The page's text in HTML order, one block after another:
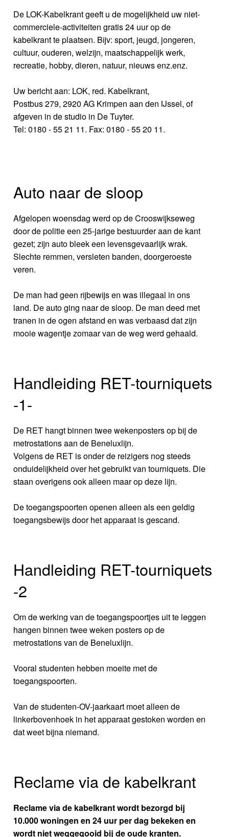
De LOK-Kabelkrant geeft u de mogelijkheid uw niet-
commerciele-activiteiten gratis 24 uur op de
kabelkrant te plaatsen. Bijv: sport, jeugd, jongeren,
cultuur, ouderen, welzijn, maatschappelijk werk,
recreatie, hobby, dieren, natuur, nieuws enz.enz.
Uw bericht aan: LOK, red. Kabelkrant,
Postbus 279, 2920 AG Krimpen aan den IJssel, of
afgeven in de studio in De Tuyter.
Tel: 0180 - 55 21 11. Fax: 0180 - 55 20 11.
Auto naar de sloop
Afgelopen woensdag werd op de Crooswijkseweg
door de politie een 25-jarige bestuurder aan de kant
gezet; zijn auto bleek een levensgevaarlijk wrak.
Slechte remmen, versleten banden, doorgeroeste
veren.
De man had geen rijbewijs en was illegaal in ons
land. De auto ging naar de sloop. De man deed met
tranen in de ogen afstand en was verbaasd dat zijn
mooie wagentje zomaar van de weg werd gehaald.
Handleiding RET-tourniquets
-1-
De RET hangt binnen twee wekenposters op bij de
metrostations aan de Beneluxlijn.
Volgens de RET is onder de reizigers nog steeds
onduidelijkheid over het gebruikt van tourniquets. Die
staan overigens ook alleen maar op deze lijn.
De toegangspoorten openen alleen als een geldig
toegangsbewijs door het apparaat is gescand.
Handleiding RET-tourniquets
-2
Om de werking van de toegangspoortjes uit te leggen
hangen binnen twee weken posters op de
metrostations van de Beneluxlijn.
Vooral studenten hebben moeite met de
toegangspoorten.
Van de studenten-OV-jaarkaart moet alleen de
linkerbovenhoek in het apparaat gestoken worden en
dat weet bijna niemand.
Reclame via de kabelkrant
Reclame via de kabelkrant wordt bezorgd bij
10.000 woningen en 24 uur per dag bekeken en
wordt niet weggegooid bij de oude kranten.